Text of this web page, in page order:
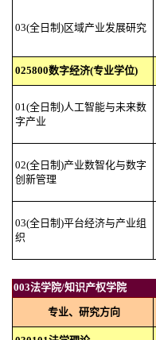
03(全日制)区域产业发展研究
025800数字经济(专业学位)
01(全日制)人工智能与未来数
字产业
02(全日制)产业数智化与数字
创新管理
03(全日制)平台经济与产业组
织
003法学院/知识产权学院
专业、研究方向